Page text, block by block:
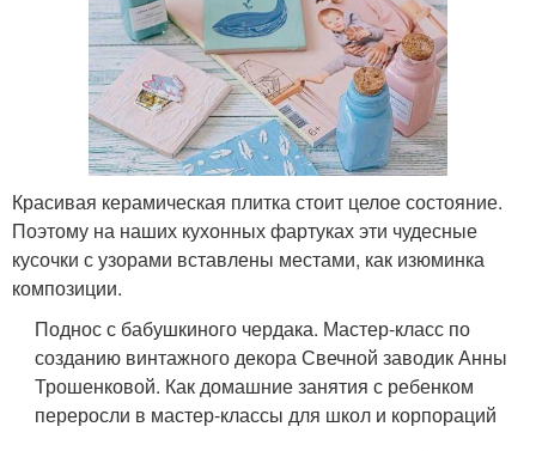
Красивая керамическая плитка стоит целое состояние.
Поэтому на наших кухонных фартуках эти чудесные
кусочки с узорами вставлены местами, как изюминка
композиции.
Поднос с бабушкиного чердака. Мастер-класс по
созданию винтажного декора Свечной заводик Анны
Трошенковой. Как домашние занятия с ребенком
переросли в мастер-классы для школ и корпораций